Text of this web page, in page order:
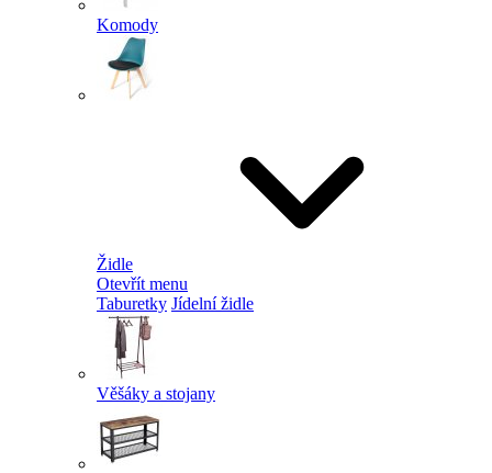
Komody
Židle
Otevřít menu
Taburetky Jídelní židle
Věšáky a stojany